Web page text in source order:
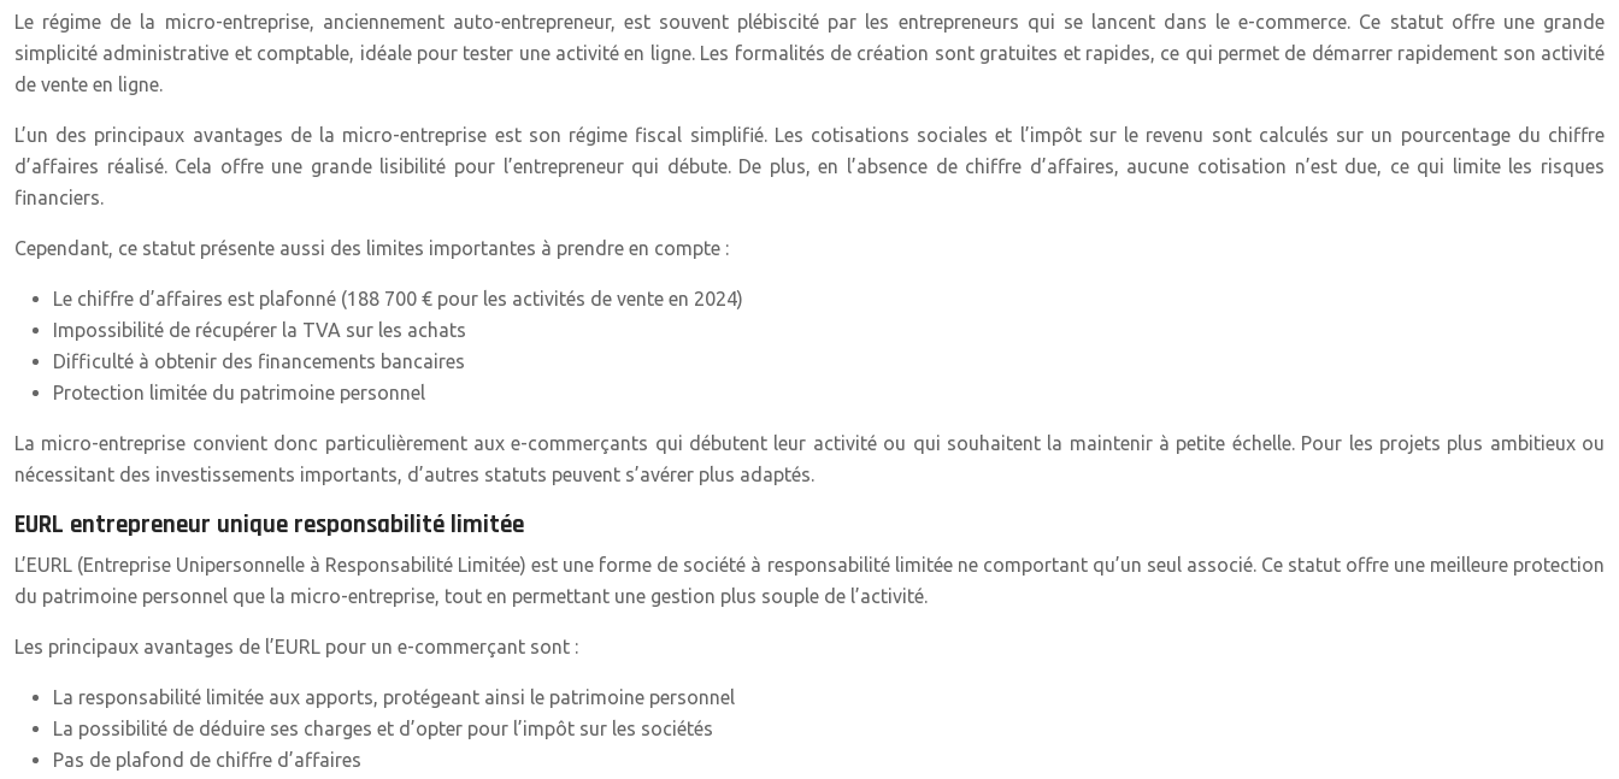
Le régime de la micro-entreprise, anciennement auto-entrepreneur, est souvent plébiscité par les entrepreneurs qui se lancent dans le e-commerce. Ce statut offre une grande
simplicité administrative et comptable, idéale pour tester une activité en ligne. Les formalités de création sont gratuites et rapides, ce qui permet de démarrer rapidement son activité
de vente en ligne.
L’un des principaux avantages de la micro-entreprise est son régime fiscal simplifié. Les cotisations sociales et l’impôt sur le revenu sont calculés sur un pourcentage du chiffre
d’affaires réalisé. Cela offre une grande lisibilité pour l’entrepreneur qui débute. De plus, en l’absence de chiffre d’affaires, aucune cotisation n’est due, ce qui limite les risques
financiers.
Cependant, ce statut présente aussi des limites importantes à prendre en compte :
Le chiffre d’affaires est plafonné (188 700 € pour les activités de vente en 2024)
Impossibilité de récupérer la TVA sur les achats
Difficulté à obtenir des financements bancaires
Protection limitée du patrimoine personnel
La micro-entreprise convient donc particulièrement aux e-commerçants qui débutent leur activité ou qui souhaitent la maintenir à petite échelle. Pour les projets plus ambitieux ou
nécessitant des investissements importants, d’autres statuts peuvent s’avérer plus adaptés.
EURL entrepreneur unique responsabilité limitée
L’EURL (Entreprise Unipersonnelle à Responsabilité Limitée) est une forme de société à responsabilité limitée ne comportant qu’un seul associé. Ce statut offre une meilleure protection
du patrimoine personnel que la micro-entreprise, tout en permettant une gestion plus souple de l’activité.
Les principaux avantages de l’EURL pour un e-commerçant sont :
La responsabilité limitée aux apports, protégeant ainsi le patrimoine personnel
La possibilité de déduire ses charges et d’opter pour l’impôt sur les sociétés
Pas de plafond de chiffre d’affaires